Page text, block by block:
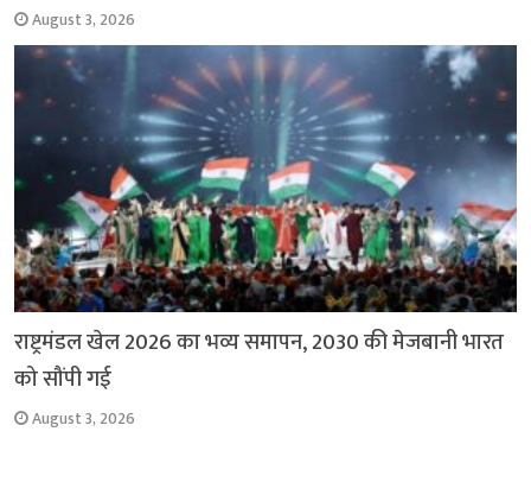
August 3, 2026
राष्ट्रमंडल खेल 2026 का भव्य समापन, 2030 की मेजबानी भारत
को सौंपी गई
August 3, 2026